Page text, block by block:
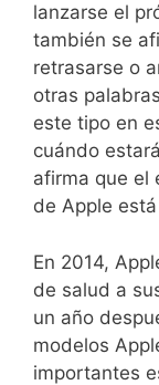
lanzarse el
también se
retrasarse o
otras
este tipo en
cuándo
afirma que el
de Apple
En 2014,
de salud a
un año
modelos
importantes